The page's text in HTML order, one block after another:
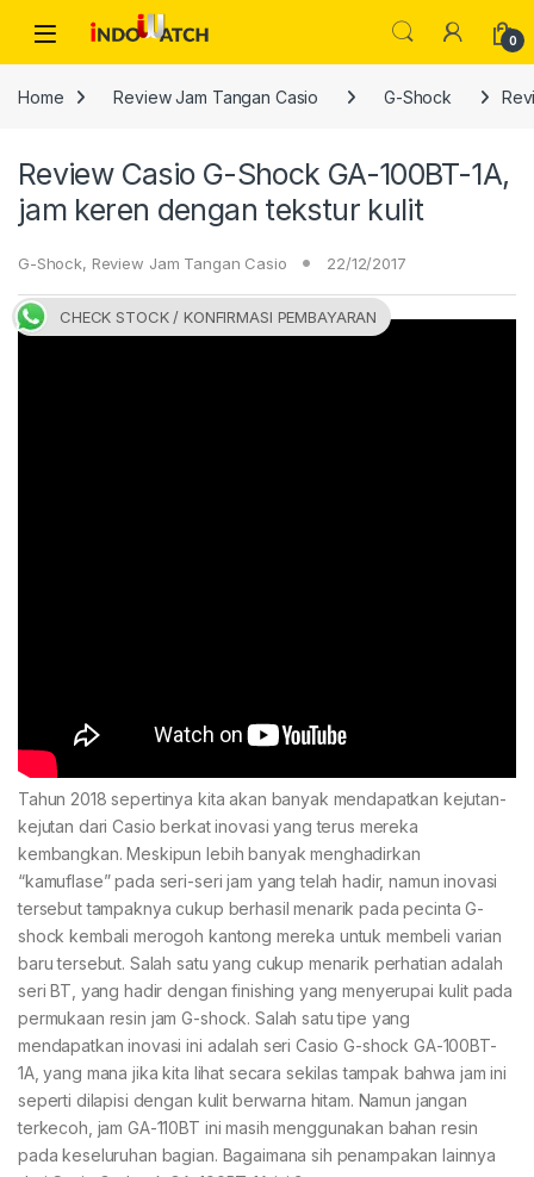
Open 0
Home Review Jam Tangan Casio G-Shock
Review Casio G-Shock GA-100BT-1A,
jam keren dengan tekstur kulit
G-Shock, Review Jam Tangan Casio 22/12/2017
Tahun 2018 sepertinya kita akan banyak mendapatkan kejutan-
kejutan dari Casio berkat inovasi yang terus mereka
kembangkan. Meskipun lebih banyak menghadirkan
“kamuflase” pada seri-seri jam yang telah hadir, namun inovasi
tersebut tampaknya cukup berhasil menarik pada pecinta G-
shock kembali merogoh kantong mereka untuk membeli varian
baru tersebut. Salah satu yang cukup menarik perhatian adalah
seri BT, yang hadir dengan finishing yang menyerupai kulit pada
permukaan resin jam G-shock. Salah satu tipe yang
mendapatkan inovasi ini adalah seri Casio G-shock GA-100BT-
1A, yang mana jika kita lihat secara sekilas tampak bahwa jam ini
seperti dilapisi dengan kulit berwarna hitam. Namun jangan
terkecoh, jam GA-110BT ini masih menggunakan bahan resin
pada keseluruhan bagian. Bagaimana sih penampakan lainnya
CHECK STOCK / KONFIRMASI PEMBAYARAN